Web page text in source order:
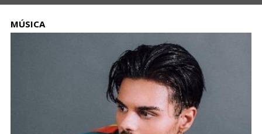
MÚSICA